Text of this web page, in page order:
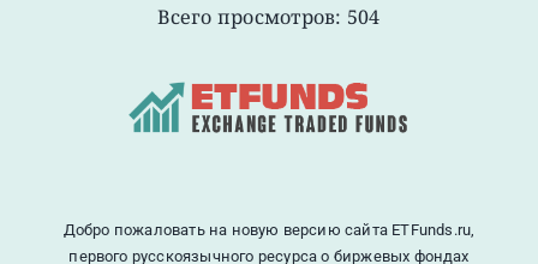
Всего просмотров: 504
Добро пожаловать на новую версию сайта ETFunds.ru,
первого русскоязычного ресурса о биржевых фондах